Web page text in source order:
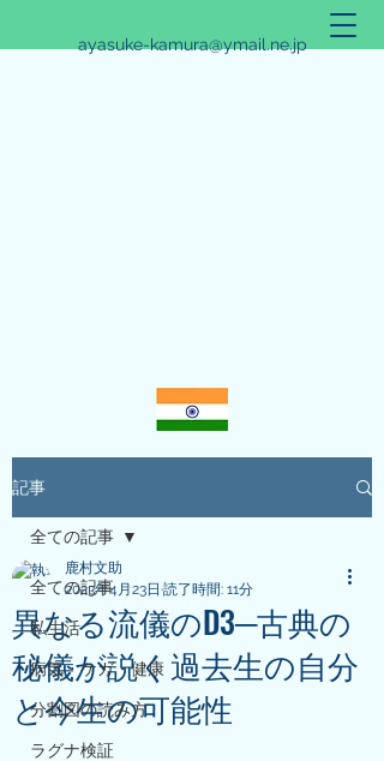
ayasuke-kamura@ymail.ne.jp
アリシュタ・バンガ~JYOTISHのススメ~
記事
全ての記事
私生活
病気・ケガ・健康
分割図の読み方
ラグナ検証
全ての記事
異なる流儀のD3─古典の
秘儀が説く過去生の自分
と今生の可能性
鹿村文助
2023年4月23日 読了時間: 11分